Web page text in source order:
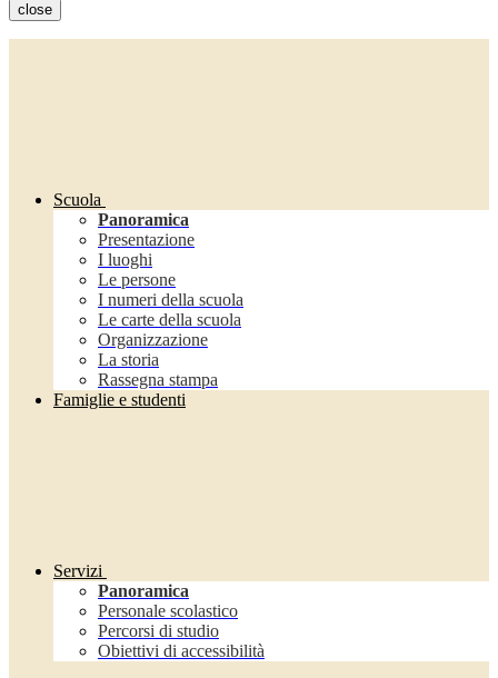
close
Scuola
Panoramica
Presentazione
I luoghi
Le persone
I numeri della scuola
Le carte della scuola
Organizzazione
La storia
Rassegna stampa
Famiglie e studenti
Servizi
Panoramica
Personale scolastico
Percorsi di studio
Obiettivi di accessibilità